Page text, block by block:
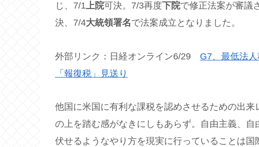
じ、7/1上院可決。7/3再度下院で修正法案が審議
決、7/4大統領署名で法案成立となりました。
外部リンク：日経オンライン6/29 G7、最低法
「報復税」見送り
他国に米国に有利な課税を認めさせるための出
の上を踏む感がなきにしもあらず。自由主義、
伏せるようなやり方を現実に行っていることは